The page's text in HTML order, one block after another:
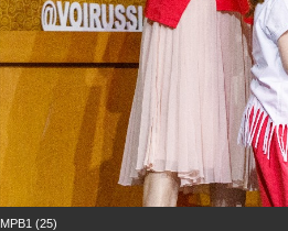
МРВ1 (25)